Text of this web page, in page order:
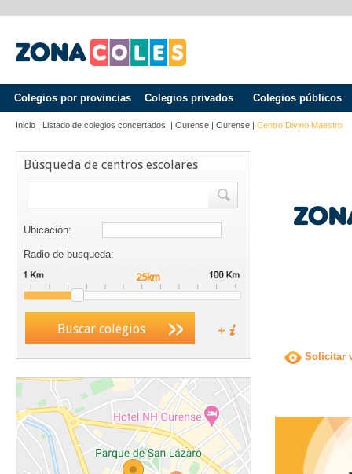
Colegios por provincias Colegios privados Colegios públicos
Inicio | Listado de colegios concertados | Ourense | Ourense | Centro Divino Maestro
Búsqueda de centros escolares
Ubicación:
Radio de busqueda:
Buscar colegios
Solicitar